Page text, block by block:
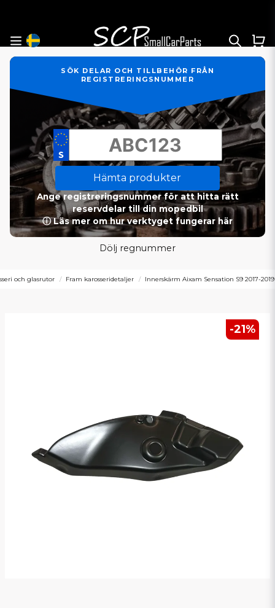
SÖK DELAR OCH TILLBEHÖR FRÅN
REGISTRERINGSNUMMER
Hämta produkter
Ange registreringsnummer för att hitta rätt
reservdelar till din mopedbil
ⓘ Läs mer om hur verktyget fungerar här
Dölj regnummer
och glasrutor Fram karosseridetaljer Innerskärm Aixam Sensation S9 2017-
-21%